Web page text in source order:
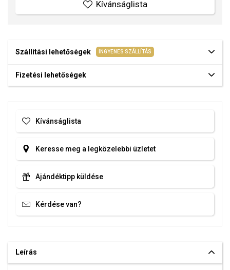
Kívánságlista
Szállítási lehetőségek INGYENES SZÁLLÍTÁS
Fizetési lehetőségek
Kívánságlista
Keresse meg a legközelebbi üzletet
Ajándéktipp küldése
Kérdése van?
Leírás